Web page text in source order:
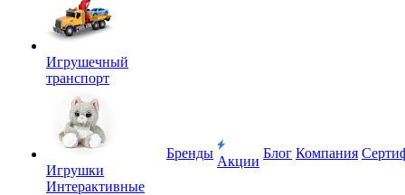
Игрушечный
транспорт
Игрушки
Интерактивные
Бренды
Акции
Блог Компания